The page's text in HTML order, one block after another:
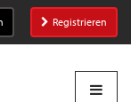
Registrieren